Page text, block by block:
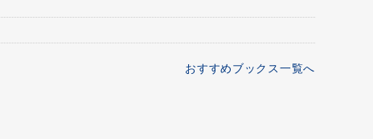
おすすめブックス一覧へ